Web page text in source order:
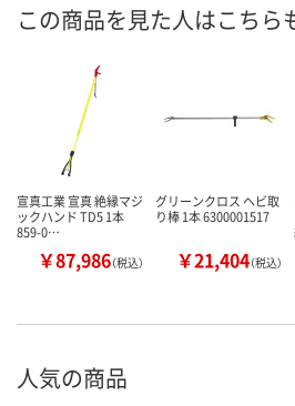
この商品を見た人はこちら
宣真工業 宣真 絶縁マジ
ックハンド TD5 1本
859-0…
￥87,986（税込）
グリーンクロス ヘビ取
り棒 1本 6300001517
￥21,404（税込）
人気の商品